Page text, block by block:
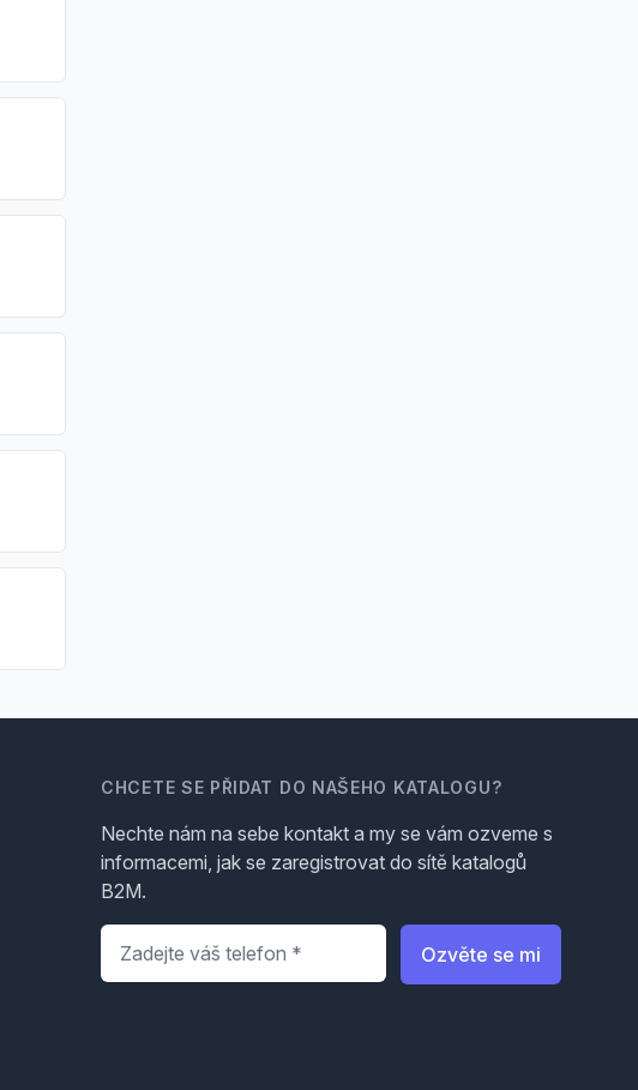
CHCETE SE PŘIDAT DO NAŠEHO KATALOGU?
Nechte nám na sebe kontakt a my se vám ozveme s
informacemi, jak se zaregistrovat do sítě katalogů
B2M.
Telefon
Ozvěte se mi